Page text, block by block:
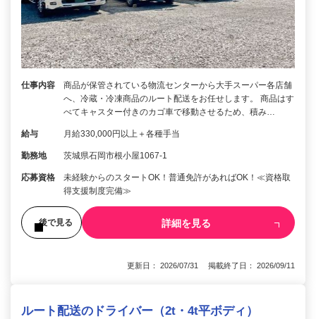
仕事内容
商品が保管されている物流センターから大手スーパー各店舗
へ、冷蔵・冷凍商品のルート配送をお任せします。 商品はす
べてキャスター付きのカゴ車で移動させるため、積み…
給与 月給330,000円以上＋各種手当
勤務地 茨城県石岡市根小屋1067-1
応募資格
未経験からのスタートOK！普通免許があればOK！≪資格取
得支援制度完備≫
後で見る 詳細を見る
更新日： 2026/07/31 掲載終了日： 2026/09/11
ルート配送のドライバー（2t・4t平ボディ）